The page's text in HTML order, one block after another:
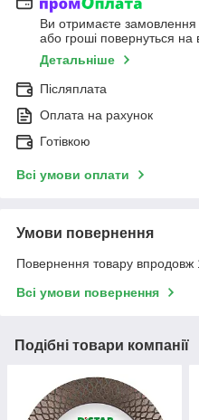
Ви отримаєте замовлення
або гроші повернуться на
Детальніше
Післяплата
Оплата на рахунок
Готівкою
Всі умови оплати
Умови повернення
Повернення товару впродовж
Всі умови повернення
Подібні товари компанії